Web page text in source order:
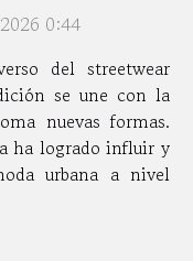
0:44
del streetwear
se une con la
nuevas formas.
ha logrado influir y
urbana a nivel